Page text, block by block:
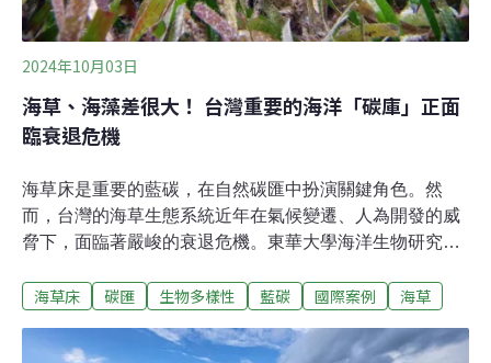
2024年10月03日
海草、海藻差很大！ 台灣重要的海洋「碳庫」正面
臨衰退危機
海草床是重要的藍碳，在自然碳匯中扮演關鍵角色。然
而，台灣的海草生態系統近年在氣候變遷、人為開發的威
脅下，面臨著嚴峻的衰退危機。東華大學海洋生物研究所
預估將再失去30～40%的藍碳生態系。上月底由台灣環境
碳匯與復育之路」，劉弼仁深入探討了台灣海草床在藍碳
海草床 碳匯 生物多樣性 藍碳 國際案例 海草